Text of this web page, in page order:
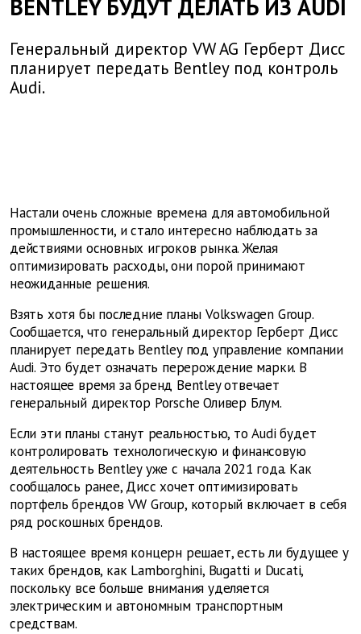
BENTLEY БУДУТ ДЕЛАТЬ ИЗ AUDI
Генеральный директор VW AG Герберт Дисс
планирует передать Bentley под контроль
Audi.
Настали очень сложные времена для автомобильной
промышленности, и стало интересно наблюдать за
действиями основных игроков рынка. Желая
оптимизировать расходы, они порой принимают
неожиданные решения.
Взять хотя бы последние планы Volkswagen Group.
Сообщается, что генеральный директор Герберт Дисс
планирует передать Bentley под управление компании
Audi. Это будет означать перерождение марки. В
настоящее время за бренд Bentley отвечает
генеральный директор Porsche Оливер Блум.
Если эти планы станут реальностью, то Audi будет
контролировать технологическую и финансовую
деятельность Bentley уже с начала 2021 года. Как
сообщалось ранее, Дисс хочет оптимизировать
портфель брендов VW Group, который включает в себя
ряд роскошных брендов.
В настоящее время концерн решает, есть ли будущее у
таких брендов, как Lamborghini, Bugatti и Ducati,
поскольку все больше внимания уделяется
электрическим и автономным транспортным
средствам.